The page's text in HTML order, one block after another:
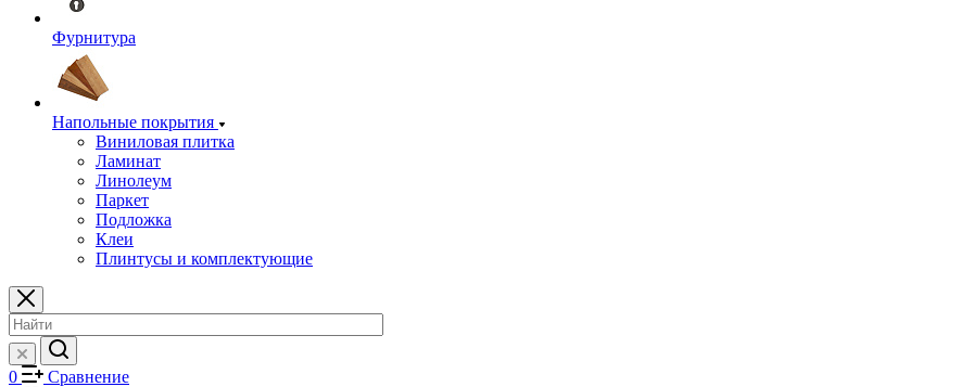
Фурнитура
Напольные покрытия
Виниловая плитка
Ламинат
Линолеум
Паркет
Подложка
Клеи
Плинтусы и комплектующие
0
Сравнение